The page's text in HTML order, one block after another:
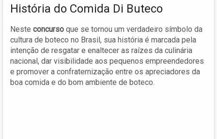
História do Comida Di Buteco
Neste concurso que se tornou um verdadeiro símbolo da
cultura de boteco no Brasil, sua história é marcada pela
intenção de resgatar e enaltecer as raízes da culinária
nacional, dar visibilidade aos pequenos empreendedores
e promover a confraternização entre os apreciadores da
boa comida e do bom ambiente de boteco.